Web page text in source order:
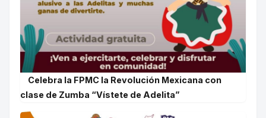
Celebra la FPMC la Revolución Mexicana con
clase de Zumba “Vístete de Adelita”